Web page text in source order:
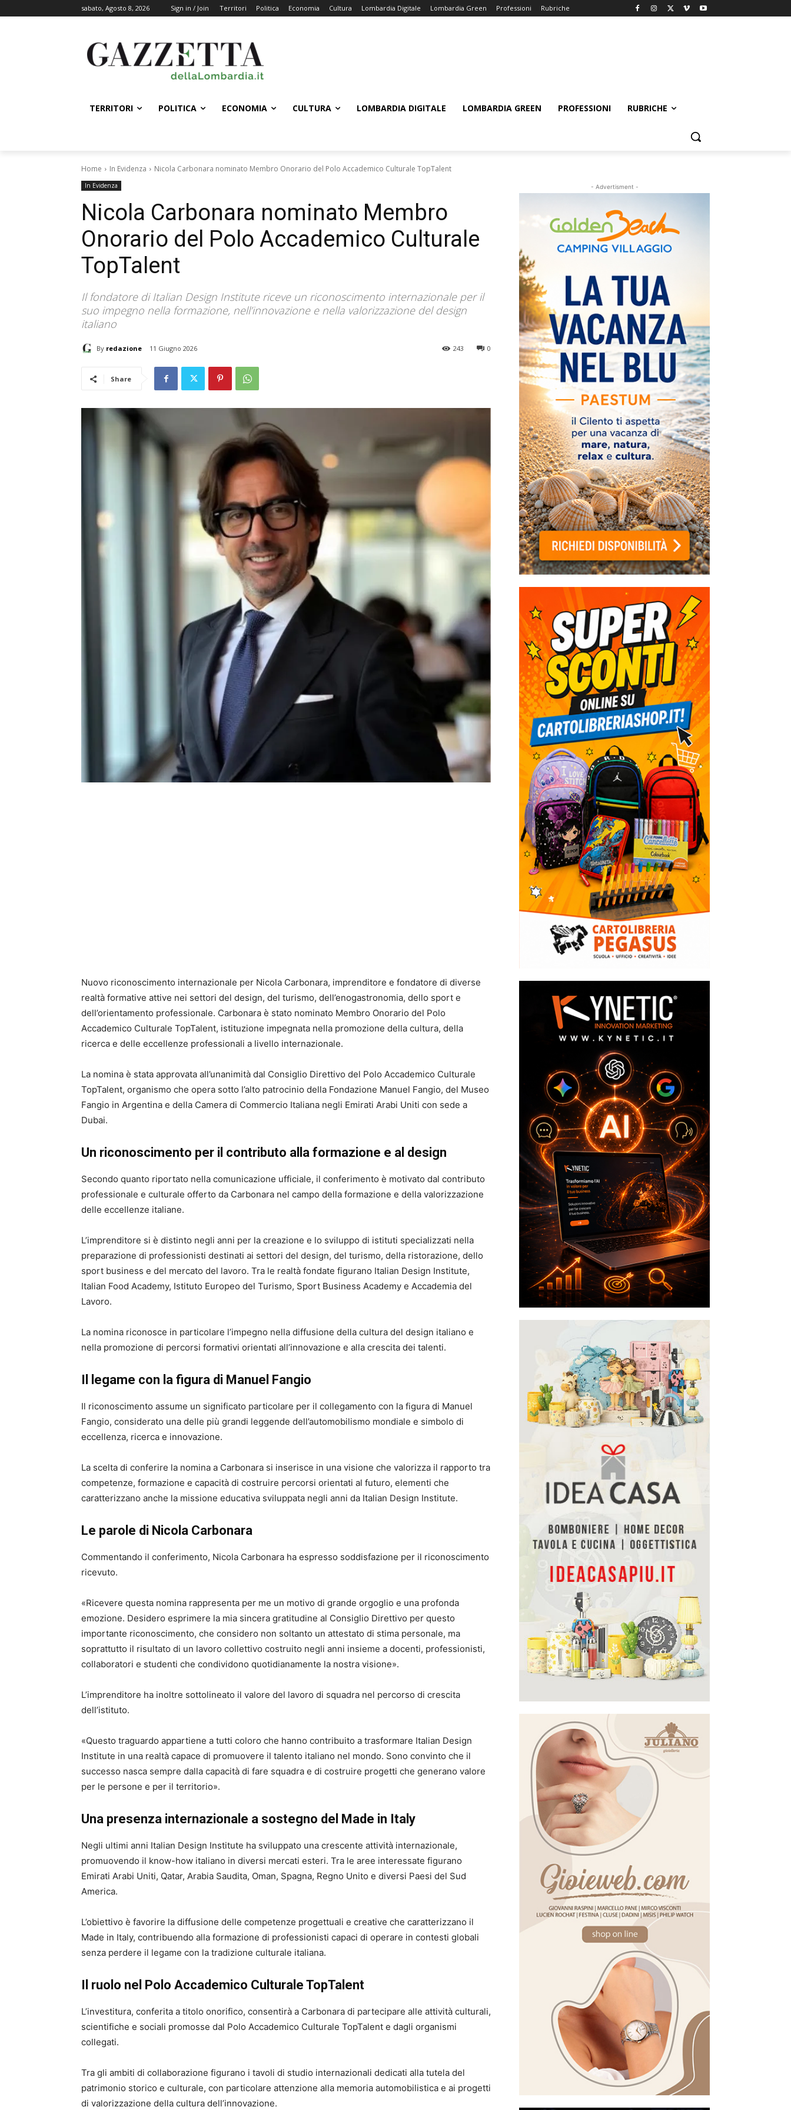
sabato, Agosto 8, 2026 Sign in / Join Territori Politica Economia Cultura Lombardia Digitale Lombardia Green Professioni Rubriche
TERRITORI POLITICA ECONOMIA CULTURA LOMBARDIA DIGITALE LOMBARDIA GREEN PROFESSIONI RUBRICHE
Home In Evidenza Nicola Carbonara nominato Membro Onorario del Polo Accademico Culturale TopTalent
In Evidenza
Nicola Carbonara nominato Membro
Onorario del Polo Accademico Culturale
TopTalent
Il fondatore di Italian Design Institute riceve un riconoscimento internazionale per il
suo impegno nella formazione, nell’innovazione e nella valorizzazione del design
italiano
By redazione 11 Giugno 2026 0
243
Share
Nuovo riconoscimento internazionale per Nicola Carbonara, imprenditore e fondatore di diverse
realtà formative attive nei settori del design, del turismo, dell’enogastronomia, dello sport e
dell’orientamento professionale. Carbonara è stato nominato Membro Onorario del Polo
Accademico Culturale TopTalent, istituzione impegnata nella promozione della cultura, della
ricerca e delle eccellenze professionali a livello internazionale.
La nomina è stata approvata all’unanimità dal Consiglio Direttivo del Polo Accademico Culturale
TopTalent, organismo che opera sotto l’alto patrocinio della Fondazione Manuel Fangio, del Museo
Fangio in Argentina e della Camera di Commercio Italiana negli Emirati Arabi Uniti con sede a
Dubai.
Un riconoscimento per il contributo alla formazione e al design
Secondo quanto riportato nella comunicazione ufficiale, il conferimento è motivato dal contributo
professionale e culturale offerto da Carbonara nel campo della formazione e della valorizzazione
delle eccellenze italiane.
L’imprenditore si è distinto negli anni per la creazione e lo sviluppo di istituti specializzati nella
preparazione di professionisti destinati ai settori del design, del turismo, della ristorazione, dello
sport business e del mercato del lavoro. Tra le realtà fondate figurano Italian Design Institute,
Italian Food Academy, Istituto Europeo del Turismo, Sport Business Academy e Accademia del
Lavoro.
La nomina riconosce in particolare l’impegno nella diffusione della cultura del design italiano e
nella promozione di percorsi formativi orientati all’innovazione e alla crescita dei talenti.
Il legame con la figura di Manuel Fangio
Il riconoscimento assume un significato particolare per il collegamento con la figura di Manuel
Fangio, considerato una delle più grandi leggende dell’automobilismo mondiale e simbolo di
eccellenza, ricerca e innovazione.
La scelta di conferire la nomina a Carbonara si inserisce in una visione che valorizza il rapporto tra
competenze, formazione e capacità di costruire percorsi orientati al futuro, elementi che
caratterizzano anche la missione educativa sviluppata negli anni da Italian Design Institute.
Le parole di Nicola Carbonara
Commentando il conferimento, Nicola Carbonara ha espresso soddisfazione per il riconoscimento
ricevuto.
«Ricevere questa nomina rappresenta per me un motivo di grande orgoglio e una profonda
emozione. Desidero esprimere la mia sincera gratitudine al Consiglio Direttivo per questo
importante riconoscimento, che considero non soltanto un attestato di stima personale, ma
soprattutto il risultato di un lavoro collettivo costruito negli anni insieme a docenti, professionisti,
collaboratori e studenti che condividono quotidianamente la nostra visione».
L’imprenditore ha inoltre sottolineato il valore del lavoro di squadra nel percorso di crescita
dell’istituto.
«Questo traguardo appartiene a tutti coloro che hanno contribuito a trasformare Italian Design
Institute in una realtà capace di promuovere il talento italiano nel mondo. Sono convinto che il
successo nasca sempre dalla capacità di fare squadra e di costruire progetti che generano valore
per le persone e per il territorio».
Una presenza internazionale a sostegno del Made in Italy
Negli ultimi anni Italian Design Institute ha sviluppato una crescente attività internazionale,
promuovendo il know-how italiano in diversi mercati esteri. Tra le aree interessate figurano
Emirati Arabi Uniti, Qatar, Arabia Saudita, Oman, Spagna, Regno Unito e diversi Paesi del Sud
America.
L’obiettivo è favorire la diffusione delle competenze progettuali e creative che caratterizzano il
Made in Italy, contribuendo alla formazione di professionisti capaci di operare in contesti globali
senza perdere il legame con la tradizione culturale italiana.
Il ruolo nel Polo Accademico Culturale TopTalent
L’investitura, conferita a titolo onorifico, consentirà a Carbonara di partecipare alle attività culturali,
scientifiche e sociali promosse dal Polo Accademico Culturale TopTalent e dagli organismi
collegati.
Tra gli ambiti di collaborazione figurano i tavoli di studio internazionali dedicati alla tutela del
patrimonio storico e culturale, con particolare attenzione alla memoria automobilistica e ai progetti
di valorizzazione della cultura dell’innovazione.
- Advertisment -